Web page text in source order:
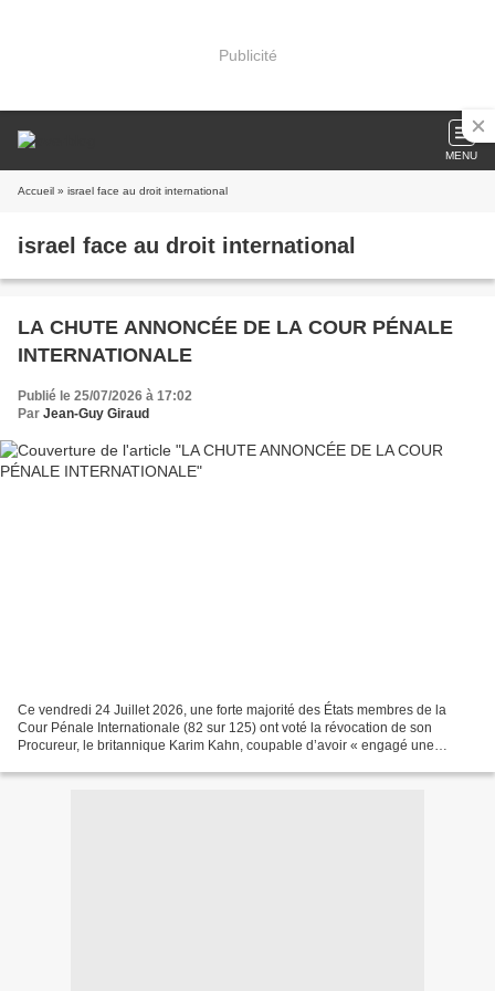
Publicité
MENU
Accueil » israel face au droit international
israel face au droit international
LA CHUTE ANNONCÉE DE LA COUR PÉNALE
INTERNATIONALE
Publié le 25/07/2026 à 17:02
Par Jean-Guy Giraud
Ce vendredi 24 Juillet 2026, une forte majorité des États membres de la
Cour Pénale Internationale (82 sur 125) ont voté la révocation de son
Procureur, le britannique Karim Kahn, coupable d’avoir « engagé une